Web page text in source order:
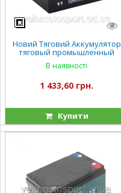
Новий Тяговий Аккумулятор
тяговый промышленный
OUTDO 12V 12Ah 6-DZF-13 (6-
DZM-13)
В наявності
1 433,60 грн.
Купити